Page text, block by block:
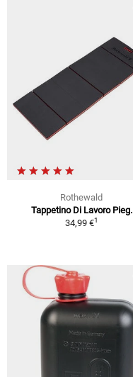
Rothewald
Tappetino Di Lavoro Pieg.
34,99 €1